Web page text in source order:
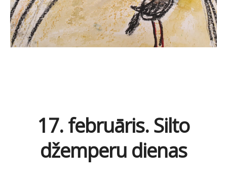
17. februāris. Silto
džemperu dienas